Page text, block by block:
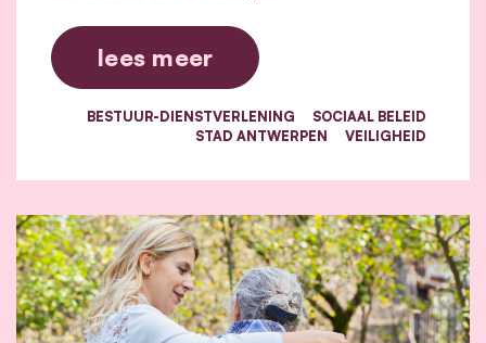
lees meer
BESTUUR-DIENSTVERLENING
SOCIAAL BELEID
STAD ANTWERPEN
VEILIGHEID